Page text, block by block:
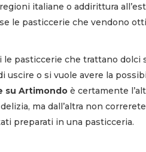
italiane o addirittura
le pasticcerie che vendono
pasticcerie che trattano dolci
o si vuole avere la
su Artimondo è certamente
ma dall’altra non
preparati in una pasticceria.